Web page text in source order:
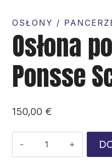
OSŁONY /
Osłona
Ponsse
150,00 €
Osłona